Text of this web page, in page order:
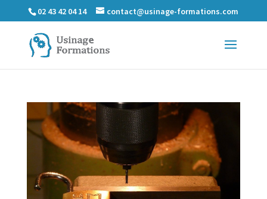
02 43 42 04 14 contact@usinage-formations.com